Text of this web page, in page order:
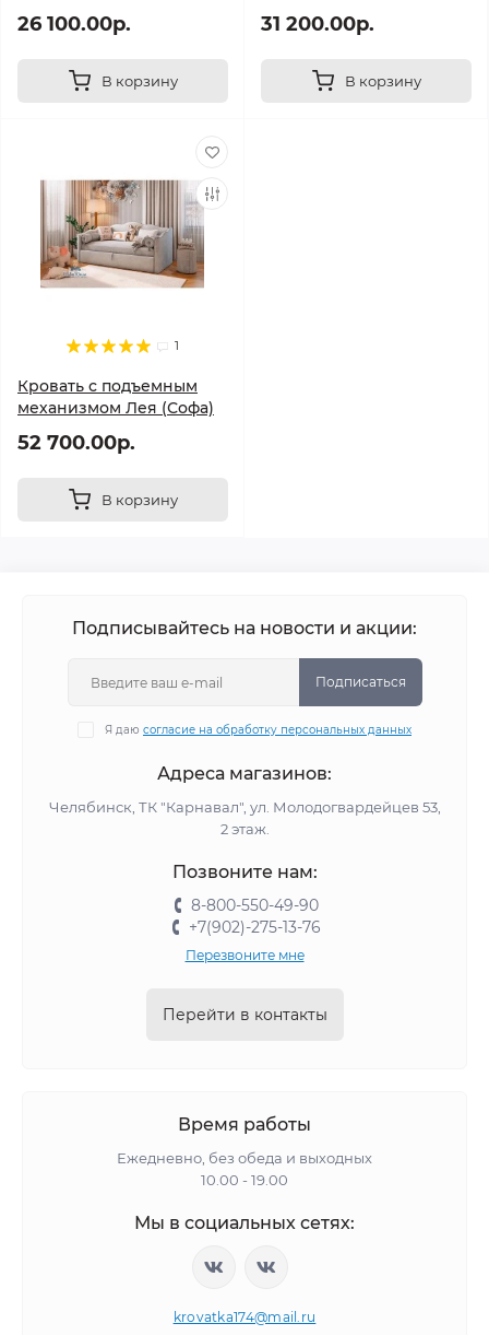
26 100.00р.
В корзину
31 200.00р.
В корзину
1
Кровать с подъемным
механизмом Лея (Софа)
52 700.00р.
В корзину
Подписывайтесь на новости и акции:
Подписаться
Я даю согласие на обработку персональных данных
Адреса магазинов:
Челябинск, ТК "Карнавал", ул. Молодогвардейцев 53,
2 этаж.
Позвоните нам:
8-800-550-49-90
+7(902)-275-13-76
Перезвоните мне
Перейти в контакты
Время работы
Ежедневно, без обеда и выходных
10.00 - 19.00
Мы в социальных сетях:
krovatka174@mail.ru